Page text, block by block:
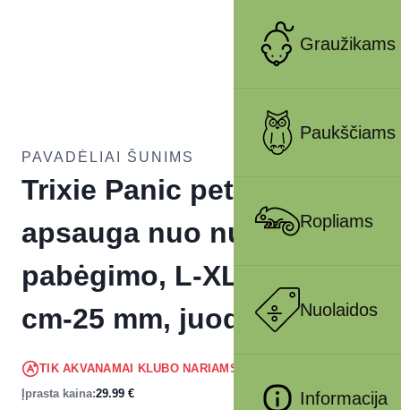
Graužikams
Paukščiams
Ropliams
Nuolaidos
Informacija
PAVADĖLIAI ŠUNIMS
Trixie Panic petnešos su
apsauga nuo nuo
pabėgimo, L-XL 75-100
cm-25 mm, juodos
TIK AKVANAMAI KLUBO NARIAMS
Įprasta kaina:29.99 €